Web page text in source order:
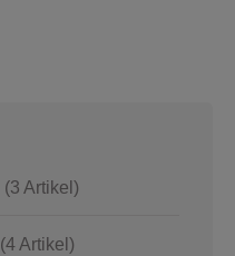
(3 Artikel)
(4 Artikel)